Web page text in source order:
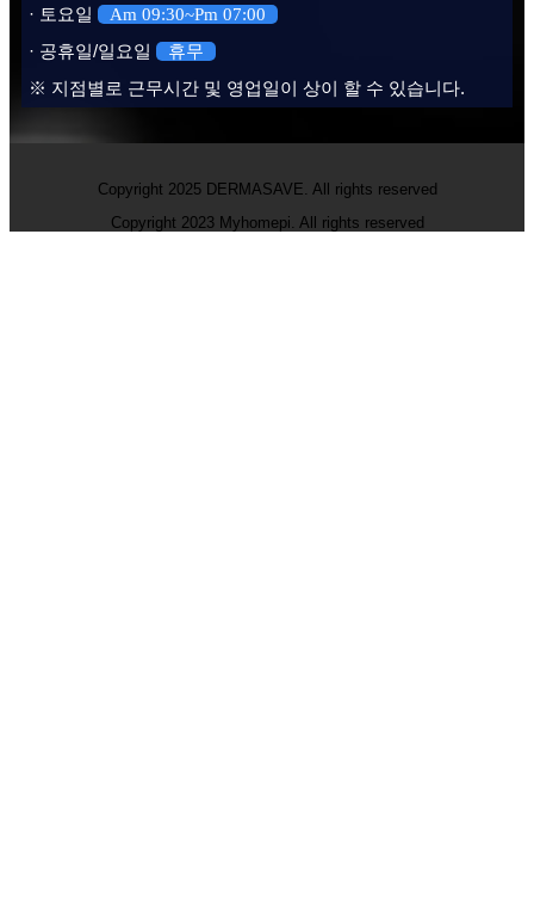
· 토요일 Am 09:30~Pm 07:00
· 공휴일/일요일 휴무
※ 지점별로 근무시간 및 영업일이 상이 할 수 있습니다.
Copyright 2025 DERMASAVE. All rights reserved
Copyright 2023 Myhomepi. All rights reserved